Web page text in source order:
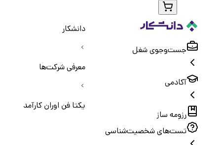
جست‌و‌جوی شغل
آکادمی
رزومه ساز
تست‌های شخصیت‌شناسی
دانشکار
معرفی شرکت‌ها
یکتا فن اوران کارآمد